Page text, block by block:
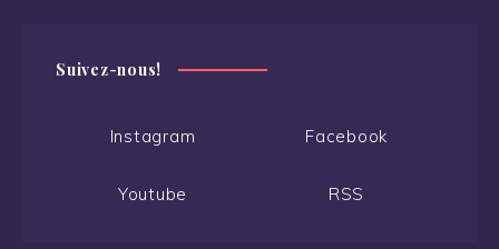
Suivez-nous!
Instagram Facebook
Youtube RSS